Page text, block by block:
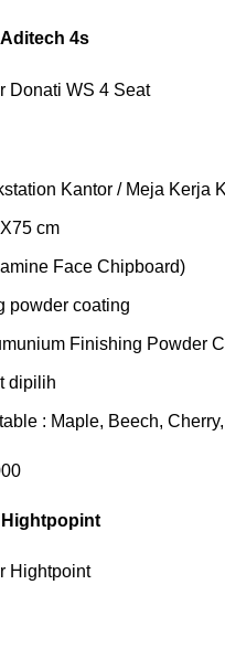
4s
Kantor / Meja Kerja
cm
Face Chipboard)
powder coating
Finishing Powder
dipilih
: Maple, Beech,
Hightpopint